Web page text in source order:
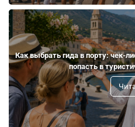
Как выбрать гида в порту: чек-
попасть в